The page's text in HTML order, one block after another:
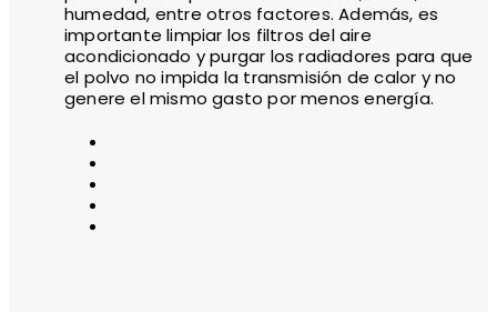
humedad, entre otros factores. Además, es
importante limpiar los filtros del aire
acondicionado y purgar los radiadores para que
el polvo no impida la transmisión de calor y no
genere el mismo gasto por menos energía.